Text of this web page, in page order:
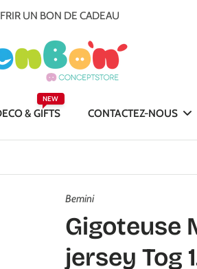
UN BON DE CADEAU
& GIFTS
NEW
CONTACTEZ-NOUS
Bemini
Gigoteuse
jersey Tog